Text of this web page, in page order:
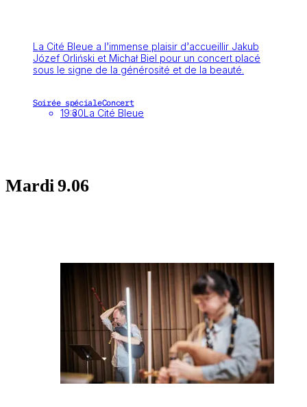
La Cité Bleue a l’immense plaisir d’accueillir Jakub
Józef Orliński et Michał Biel pour un concert placé
sous le signe de la générosité et de la beauté.
Soirée spécialeConcert
19:30La Cité Bleue
9.06
Mardi